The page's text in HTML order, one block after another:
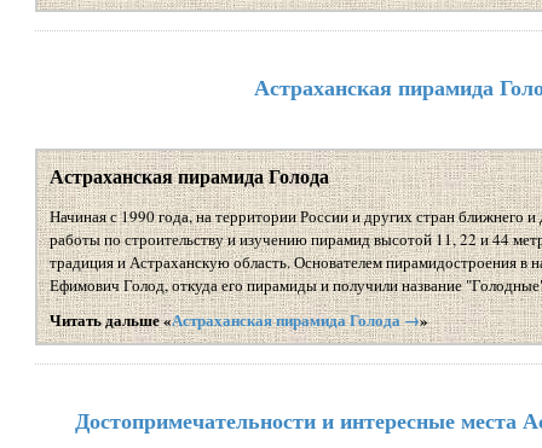
Астраханская пирамида
Астраханская пирамида Голода
Начиная с 1990 года, на территории России и других стран ближнего и
работы по строительству и изучению пирамид высотой 11, 22 и 44
традиция и Астраханскую область. Основателем пирамидостроения в
Ефимович Голод, откуда его пирамиды и получили название
Читать дальше «Астраханская пирамида Голода →»
Достопримечательности и интересные места